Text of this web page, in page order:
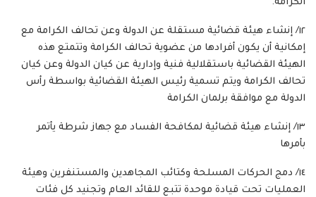
الكرامة.
١٢/ إنشاء هيئة قضائية مستقلة عن الدولة وعن تحالف الكرامة مع
إمكانية أن يكون أفرادها من عضوية تحالف الكرامة وتتمتع هذه
الهيئة القضائية باستقلالية فنية وإدارية عن كيان الدولة وعن كيان
تحالف الكرامة ويتم تسمية رئيس الهيئة القضائية بواسطة رأس
الدولة مع موافقة برلمان الكرامة
١٣/ إنشاء هيئة قضائية لمكافحة الفساد مع جهاز شرطة يأتمر
بأمرها
١٤/ دمج الحركات المسلحة وكتائب المجاهدين والمستنفرين وهيئة
العمليات تحت قيادة موحدة تتبع للقائد العام وتجنيد كل فئات